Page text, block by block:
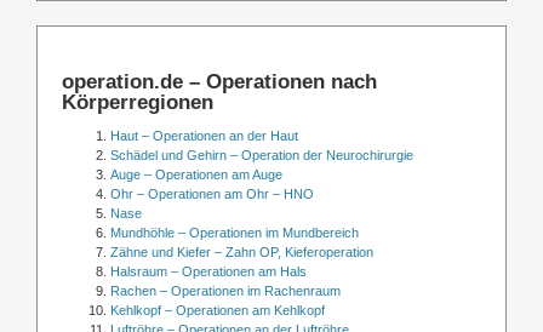
operation.de – Operationen nach
Körperregionen
Haut – Operationen an der Haut
Schädel und Gehirn – Operation der Neurochirurgie
Auge – Operationen am Auge
Ohr – Operationen am Ohr – HNO
Nase
Mundhöhle – Operationen im Mundbereich
Zähne und Kiefer – Zahn OP, Kieferoperation
Halsraum – Operationen am Hals
Rachen – Operationen im Rachenraum
Kehlkopf – Operationen am Kehlkopf